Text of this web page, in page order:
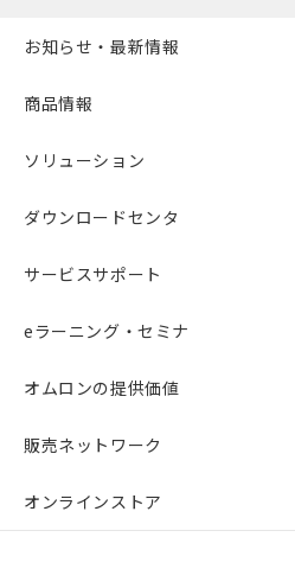
お知らせ・最新情報
商品情報
ソリューション
ダウンロードセンタ
サービスサポート
eラーニング・セミナ
オムロンの提供価値
販売ネットワーク
オンラインストア